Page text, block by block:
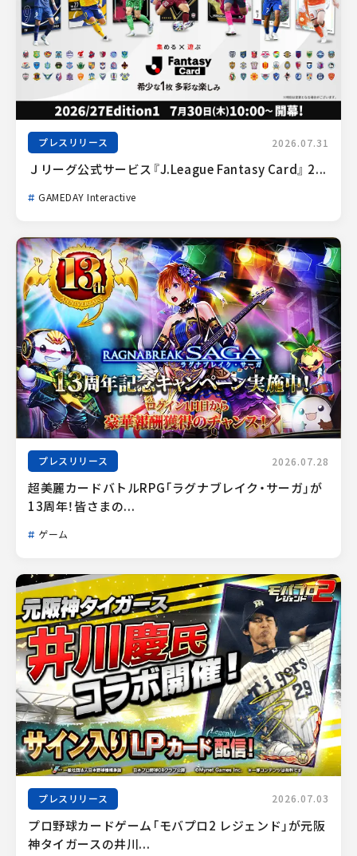
プレスリリース 2026.07.31
Ｊリーグ公式サービス『J.League Fantasy Card』 2...
GAMEDAY Interactive
プレスリリース 2026.07.28
超美麗カードバトルRPG「ラグナブレイク・サーガ」が
13周年！皆さまの...
ゲーム
プレスリリース 2026.07.03
プロ野球カードゲーム「モバプロ2 レジェンド」が元阪
神タイガースの井川...